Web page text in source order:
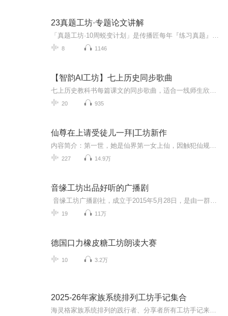
23真题工坊·专题论文讲解
8 1146
【智韵AI工坊】七上历史同步歌曲
20 935
仙尊在上请受徒儿一拜|工坊新作
227 14.9万
音缘工坊出品好听的广播剧
19 11万
德国口力橡皮糖工坊朗读大赛
10 3.2万
2025-26年家族系统排列工坊手记集合